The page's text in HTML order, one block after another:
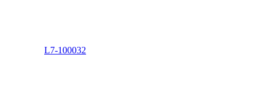
L7-100032